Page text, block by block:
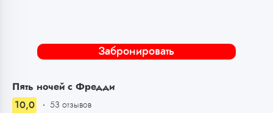
Забронировать
Пять ночей с Фредди
10,0
53 отзывов